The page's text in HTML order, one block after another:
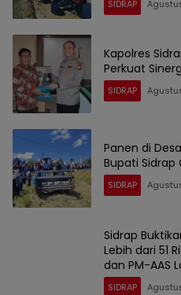
SIDRAP
Kapolres
Perkuat
SIDRAP
Panen di
Bupati Sidrap
SIDRAP
Sidrap
Lebih dari 51
dan PM-AAS
SIDRAP